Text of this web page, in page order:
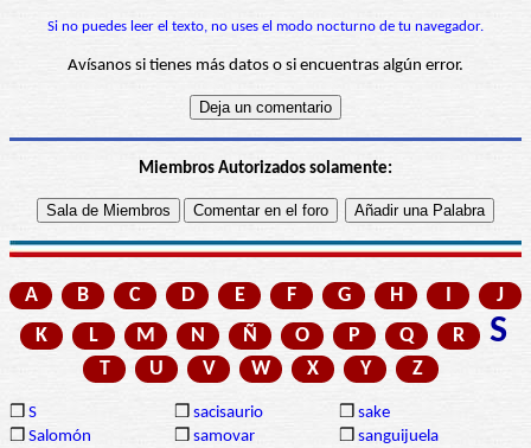
Si no puedes leer el texto, no uses el modo nocturno de tu navegador.
Avísanos si tienes más datos o si encuentras algún error.
Miembros Autorizados solamente:
A B C D E F G H I
J
K
L M N Ñ O P Q R S
T U V W X Y Z
❒ S ❒ sacisaurio ❒ sake
❒ Salomón ❒ samovar ❒ sanguijuela